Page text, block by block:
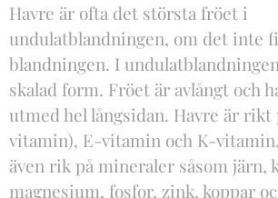
Havre är ofta det största fröet i
undulatblandningen, om det inte
blandningen. I
skalad form. Fröet är avlångt och
utmed hel långsidan. Havre är rikt
vitamin), E-vitamin och K-
även rik på mineraler såsom järn,
magnesium, fosfor, zink, koppar